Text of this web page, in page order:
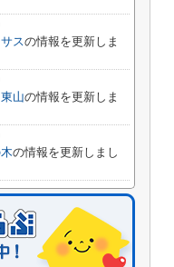
スの情報を更新しま
山の情報を更新しま
の情報を更新しまし